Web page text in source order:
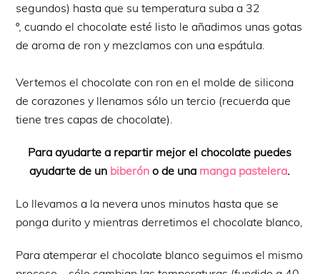
segundos) hasta que su temperatura suba a 32
º, cuando el chocolate esté listo le añadimos unas gotas
de aroma de ron y mezclamos con una espátula.
Vertemos el chocolate con ron en el molde de silicona
de corazones y llenamos sólo un tercio (recuerda que
tiene tres capas de chocolate).
Para ayudarte a repartir mejor el chocolate puedes
ayudarte de un biberón o de una manga pastelera.
Lo llevamos a la nevera unos minutos hasta que se
ponga durito y mientras derretimos el chocolate blanco,
Para atemperar el chocolate blanco seguimos el mismo